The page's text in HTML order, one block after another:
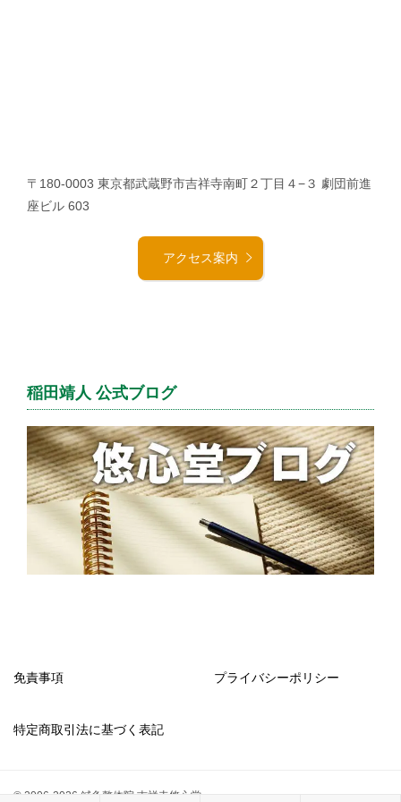
〒180-0003 東京都武蔵野市吉祥寺南町２丁目４−３ 劇団前進
座ビル 603
アクセス案内
稲田靖人 公式ブログ
免責事項 プライバシーポリシー
特定商取引法に基づく表記
© 2006-2026 鍼灸整体院 吉祥寺悠心堂